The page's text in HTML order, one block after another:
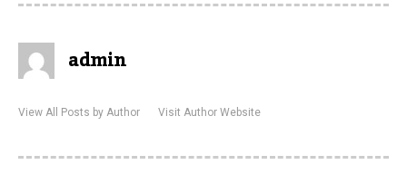
admin
View All Posts by Author Visit Author Website